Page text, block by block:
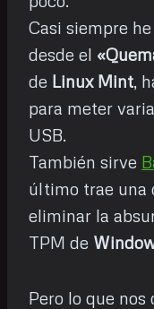
Casi siempre
desde el
de Linux Mint,
para meter
USB.
También sirve
último trae una
eliminar la
TPM de
Pero lo que